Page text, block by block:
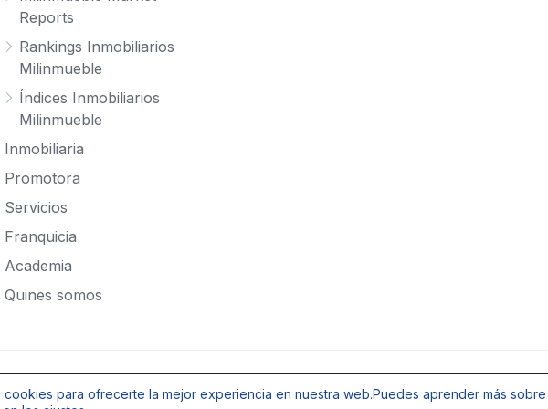
Reports
Rankings Inmobiliarios
Milinmueble
Índices Inmobiliarios
Milinmueble
Inmobiliaria
Promotora
Servicios
Franquicia
Academia
Quines somos
Aviso de Privacidad Quines somos Aviso de
cookies para ofrecerte la mejor experiencia en nuestra web.Puedes aprender más